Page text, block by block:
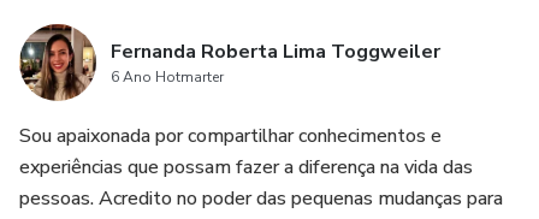
Desinflama intestino
e muito mais.
Fernanda Roberta Lima Toggweiler
6 Ano Hotmarter
Sou apaixonada por compartilhar conhecimentos e
experiências que possam fazer a diferença na vida das
pessoas. Acredito no poder das pequenas mudanças para